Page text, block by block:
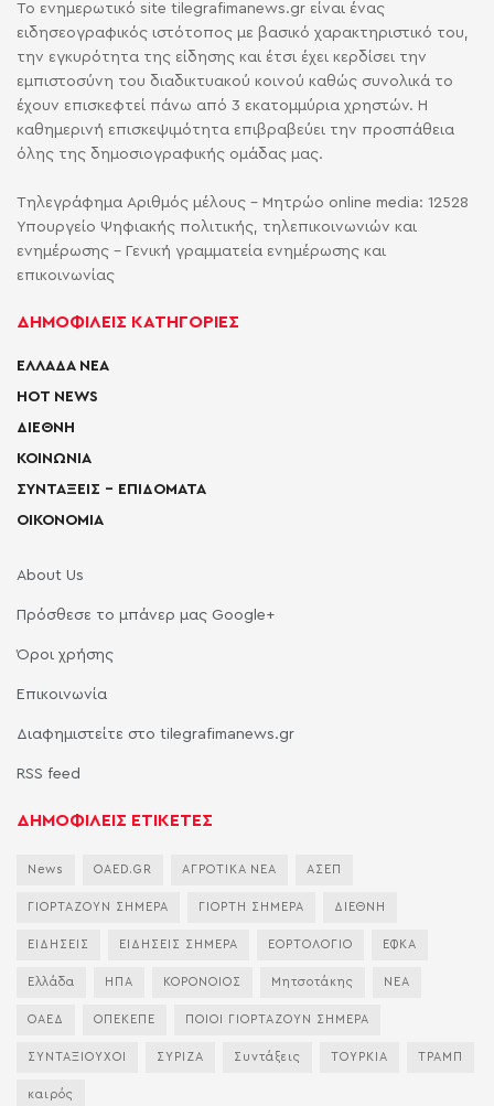
Το ενημερωτικό site tilegrafimanews.gr είναι ένας
ειδησεογραφικός ιστότοπος με βασικό χαρακτηριστικό του,
την εγκυρότητα της είδησης και έτσι έχει κερδίσει την
εμπιστοσύνη του διαδικτυακού κοινού καθώς συνολικά το
έχουν επισκεφτεί πάνω από 3 εκατομμύρια χρηστών. Η
καθημερινή επισκεψιμότητα επιβραβεύει την προσπάθεια
όλης της δημοσιογραφικής ομάδας μας.
Τηλεγράφημα Αριθμός μέλους - Μητρώο online media: 12528
Υπουργείο Ψηφιακής πολιτικής, τηλεπικοινωνιών και
ενημέρωσης - Γενική γραμματεία ενημέρωσης και
επικοινωνίας
ΔΗΜΟΦΙΛΕΙΣ ΚΑΤΗΓΟΡΙΕΣ
ΕΛΛΑΔΑ ΝΕΑ
HOT NEWS
ΔΙΕΘΝΗ
ΚΟΙΝΩΝΙΑ
ΣΥΝΤΑΞΕΙΣ – ΕΠΙΔΟΜΑΤΑ
ΟΙΚΟΝΟΜΙΑ
About Us
Πρόσθεσε το μπάνερ μας Google+
Όροι χρήσης
Επικοινωνία
Διαφημιστείτε στο tilegrafimanews.gr
RSS feed
ΔΗΜΟΦΙΛΕΙΣ ΕΤΙΚΕΤΕΣ
News OAED.GR ΑΓΡΟΤΙΚΑ ΝΕΑ ΑΣΕΠ
ΓΙΟΡΤΑΖΟΥΝ ΣΗΜΕΡΑ ΓΙΟΡΤΗ ΣΗΜΕΡΑ ΔΙΕΘΝΗ
ΕΙΔΗΣΕΙΣ ΕΙΔΗΣΕΙΣ ΣΗΜΕΡΑ ΕΟΡΤΟΛΟΓΙΟ ΕΦΚΑ
Ελλάδα ΗΠΑ ΚΟΡΟΝΟΙΟΣ Μητσοτάκης ΝΕΑ
ΟΑΕΔ ΟΠΕΚΕΠΕ ΠΟΙΟΙ ΓΙΟΡΤΑΖΟΥΝ ΣΗΜΕΡΑ
ΣΥΝΤΑΞΙΟΥΧΟΙ ΣΥΡΙΖΑ Συντάξεις ΤΟΥΡΚΙΑ ΤΡΑΜΠ
καιρός